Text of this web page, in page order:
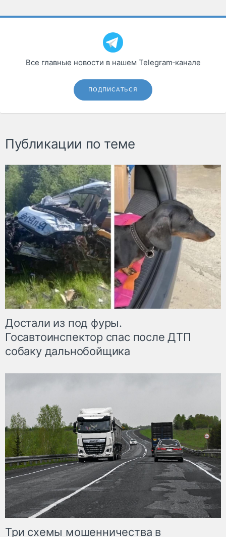
Все главные новости в нашем Telegram‑канале
ПОДПИСАТЬСЯ
Публикации по теме
Достали из под фуры.
Госавтоинспектор спас после ДТП
собаку дальнобойщика
Три схемы мошенничества в